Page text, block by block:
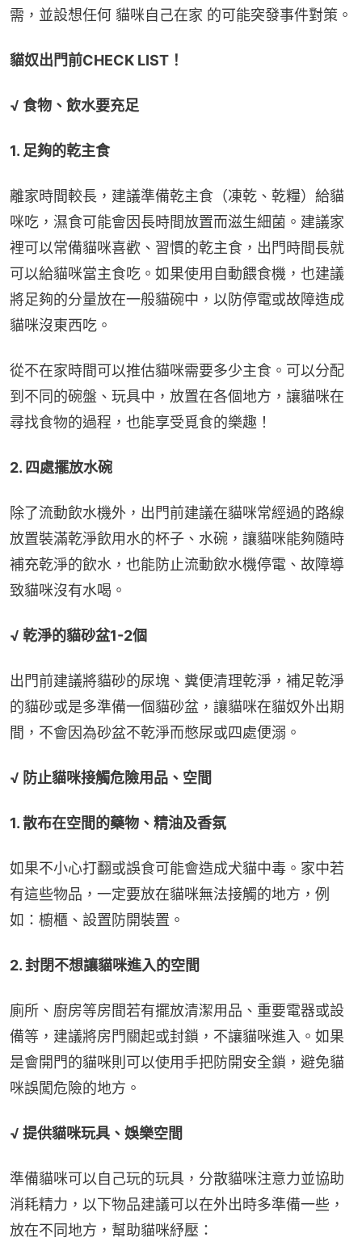
需，並設想任何 貓咪自己在家 的可能突發事件對策。
貓奴出門前CHECK LIST！
√ 食物、飲水要充足
1. 足夠的乾主食
離家時間較長，建議準備乾主食（凍乾、乾糧）給貓
咪吃，濕食可能會因長時間放置而滋生細菌。建議家
裡可以常備貓咪喜歡、習慣的乾主食，出門時間長就
可以給貓咪當主食吃。如果使用自動餵食機，也建議
將足夠的分量放在一般貓碗中，以防停電或故障造成
貓咪沒東西吃。
從不在家時間可以推估貓咪需要多少主食。可以分配
到不同的碗盤、玩具中，放置在各個地方，讓貓咪在
尋找食物的過程，也能享受覓食的樂趣！
2. 四處擺放水碗
除了流動飲水機外，出門前建議在貓咪常經過的路線
放置裝滿乾淨飲用水的杯子、水碗，讓貓咪能夠隨時
補充乾淨的飲水，也能防止流動飲水機停電、故障導
致貓咪沒有水喝。
√ 乾淨的貓砂盆1-2個
出門前建議將貓砂的尿塊、糞便清理乾淨，補足乾淨
的貓砂或是多準備一個貓砂盆，讓貓咪在貓奴外出期
間，不會因為砂盆不乾淨而憋尿或四處便溺。
√ 防止貓咪接觸危險用品、空間
1. 散布在空間的藥物、精油及香氛
如果不小心打翻或誤食可能會造成犬貓中毒。家中若
有這些物品，一定要放在貓咪無法接觸的地方，例
如：櫥櫃、設置防開裝置。
2. 封閉不想讓貓咪進入的空間
廁所、廚房等房間若有擺放清潔用品、重要電器或設
備等，建議將房門關起或封鎖，不讓貓咪進入。如果
是會開門的貓咪則可以使用手把防開安全鎖，避免貓
咪誤闖危險的地方。
√ 提供貓咪玩具、娛樂空間
準備貓咪可以自己玩的玩具，分散貓咪注意力並協助
消耗精力，以下物品建議可以在外出時多準備一些，
放在不同地方，幫助貓咪紓壓：